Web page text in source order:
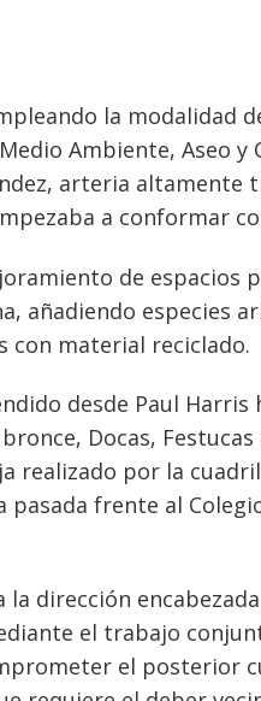
la modalidad
Ambiente, Aseo
arteria altamente
a conformar
de espacios
añadiendo especies
con material reciclado.
desde Paul
Docas,
realizado por la
frente al
la dirección
el trabajo
el posterior